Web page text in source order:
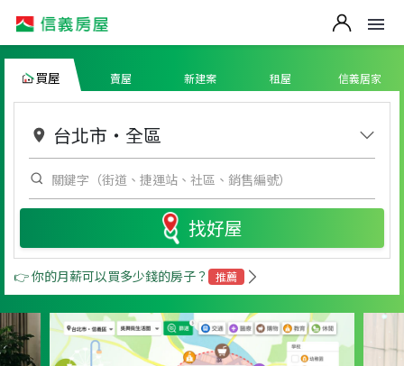
買屋 賣屋 新建案 租屋 信義居家
台北市 ・ 全區
找好屋
👉 你的月薪可以買多少錢的房子？ 推薦